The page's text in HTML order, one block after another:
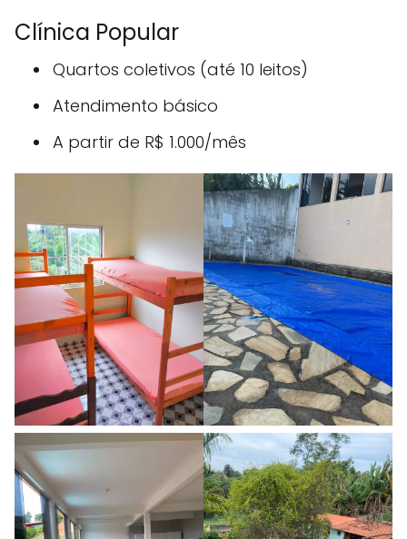
Clínica Popular
Quartos coletivos (até 10 leitos)
Atendimento básico
A partir de R$ 1.000/mês